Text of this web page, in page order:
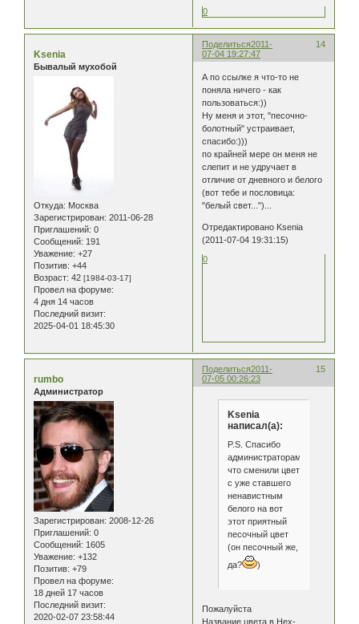
0
Поделиться 14
2011-
07-04 19:27:47
Ksenia
Бывалый мухобой
Откуда: Москва
Зарегистрирован: 2011-06-28
Приглашений: 0
Сообщений: 191
Уважение: +27
Позитив: +44
Возраст: 42 [1984-03-17]
Провел на форуме:
4 дня 14 часов
Последний визит:
2025-04-01 18:45:30
А по ссылке я что-то не
поняла ничего - как
пользоваться:))
Ну меня и этот, "песочно-
болотный" устраивает,
спасибо:)))
по крайней мере он меня не
слепит и не удручает в
отличие от дневного и белого
(вот тебе и пословица:
"белый свет...")...
Отредактировано Ksenia
(2011-07-04 19:31:15)
0
Поделиться 15
2011-
07-05 00:26:23
rumbo
Администратор
Зарегистрирован: 2008-12-26
Приглашений: 0
Сообщений: 1605
Уважение: +132
Позитив: +79
Провел на форуме:
18 дней 17 часов
Последний визит:
2020-02-07 23:58:44
Ksenia
написал(а):
P.S. Спасибо
администраторам,
что сменили цвет
с уже ставшего
ненавистным
белого на вот
этот приятный
песочный цвет
(он песочный же,
да?
)
Пожалуйста
Название цвета в Hex-